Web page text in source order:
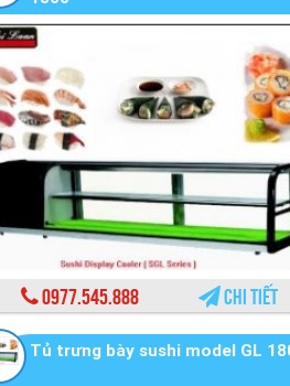
0977.545.888 Chi tiết
Tủ trưng bày sushi model GL